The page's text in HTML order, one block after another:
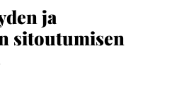
ja
sitoutumisen